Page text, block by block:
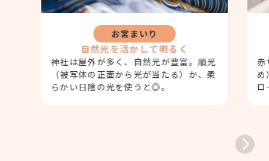
お宮まいり
自然光を活かして明るく
神社は屋外が多く、自然光が豊富。順光
（被写体の正面から光が当たる）か、柔
らかい日陰の光を使うと◎。
赤
め
ロ